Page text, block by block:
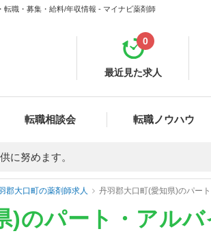
職・募集・給料/年収情報 - マイナビ薬剤師
最近見た求人
0
転職相談会 転職ノウハウ
に努めます。
郡大口町の薬剤師求人 丹羽郡大口町(愛知県)のパー
)のパート・アル